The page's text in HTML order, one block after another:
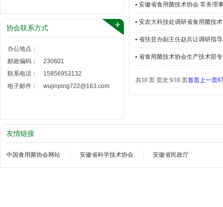
协会联系方式
办公地点：
邮政编码：
230601
联系电话：
15856953132
电子邮件：
wujinping722@163.com
安徽省食用菌技术协会 常务理
安农大科技处调研省食用菌技
省扶贫办副主任赵兵让调研指
省食用菌技术协会生产技术部
共10 页 页次:9/10 页首页上一页67
友情链接
中国食用菌协会网站 安徽省科学技术协会 安徽省民政厅